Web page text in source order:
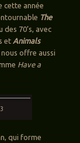
cette année
The
des 70’s, avec
et Animals
offre aussi
Have a
qui forme